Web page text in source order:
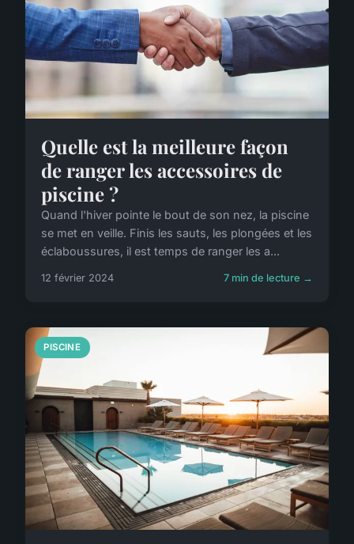
Quelle est la meilleure façon
de ranger les accessoires de
piscine ?
Quand l'hiver pointe le bout de son nez, la piscine
se met en veille. Finis les sauts, les plongées et les
éclaboussures, il est temps de ranger les a...
12 février 2024 7 min de lecture →
PISCINE